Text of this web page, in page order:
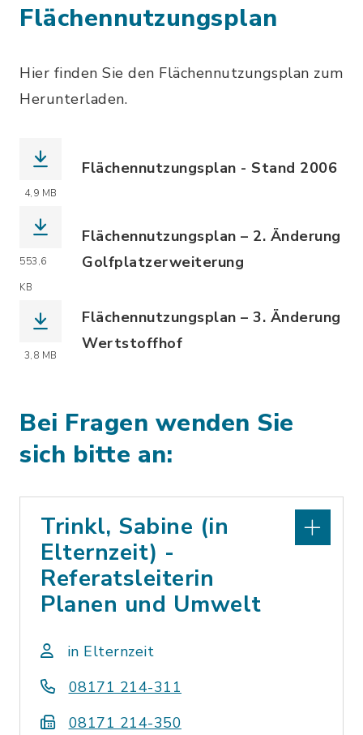
Flächennutzungsplan
Hier finden Sie den Flächennutzungsplan zum
Herunterladen.
4,9 MB
Flächennutzungsplan - Stand 2006
553,6
KB
Flächennutzungsplan – 2. Änderung
Golfplatzerweiterung
3,8 MB
Flächennutzungsplan – 3. Änderung
Wertstoffhof
Bei Fragen wenden Sie
sich bitte an:
Trinkl, Sabine (in
Elternzeit) -
Referatsleiterin
Planen und Umwelt
in Elternzeit
08171 214-311
08171 214-350